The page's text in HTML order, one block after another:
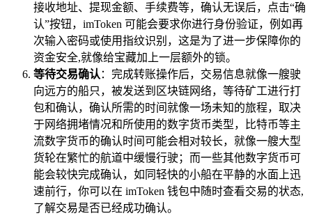
接收地址、提现金额、手续费等，确认无误后，点击“确
认”按钮，imToken 可能会要求你进行身份验证，例如再
次输入密码或使用指纹识别，这是为了进一步保障你的
资金安全,就像给宝藏加上一层额外的锁。
等待交易确认 ：完成转账操作后，交易信息就像一艘驶
向远方的船只，被发送到区块链网络，等待矿工进行打
包和确认，确认所需的时间就像一场未知的旅程，取决
于网络拥堵情况和所使用的数字货币类型，比特币等主
流数字货币的确认时间可能会相对较长，就像一艘大型
货轮在繁忙的航道中缓慢行驶；而一些其他数字货币可
能会较快完成确认，如同轻快的小船在平静的水面上迅
速前行，你可以在 imToken 钱包中随时查看交易的状态,
了解交易是否已经成功确认。